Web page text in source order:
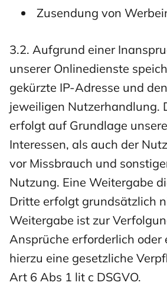
Zusendung von
3.2. Aufgrund einer
unserer Onlinedienste
gekürzte IP-Adresse und
jeweiligen Nutzerhandlung.
erfolgt auf Grundlage
Interessen, als auch der
vor Missbrauch und
Nutzung. Eine Weitergabe
Dritte erfolgt grundsätzlich
Weitergabe ist zur
Ansprüche erforderlich oder
hierzu eine gesetzliche
Art 6 Abs 1 lit c DSGVO.